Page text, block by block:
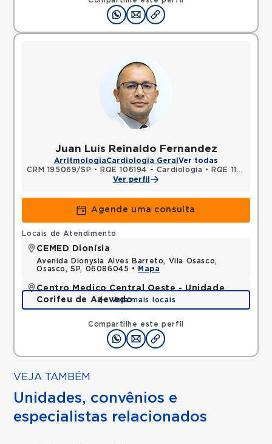
Juan Luis Reinaldo Fernandez
ArritmologiaCardiologia Geral Ver todas
CRM 195069/SP • RQE 106194 - Cardiologia •
RQE 115782 - Clínica médica
Ver perfil
Agende uma consulta
Compartilhe este perfil
Locais de Atendimento
CEMED Dionísia
Avenida Dionysia Alves Barreto, Vila Osasco,
Osasco, SP, 06086045 •
Mapa
Centro Medico Central Oeste - Unidade
Corifeu de Azevedo
Avenida Corifeu de Azevedo Marques, Centro,
Carapicuiba, SP, 06320090 •
Mapa
Veja mais locais
VEJA TAMBÉM
Unidades, convênios e
especialistas relacionados